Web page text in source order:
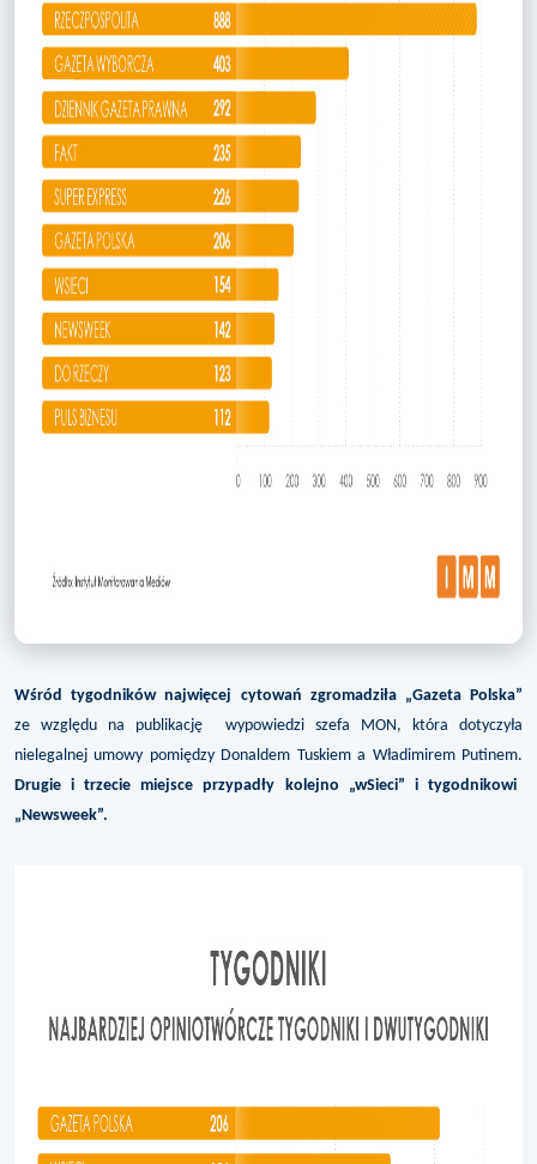
Wśród tygodników najwięcej cytowań zgromadziła „Gazeta Polska”
ze względu na publikację wypowiedzi szefa MON, która dotyczyła
nielegalnej umowy pomiędzy Donaldem Tuskiem a Władimirem Putinem.
Drugie i trzecie miejsce przypadły kolejno „wSieci” i tygodnikowi
„Newsweek”.